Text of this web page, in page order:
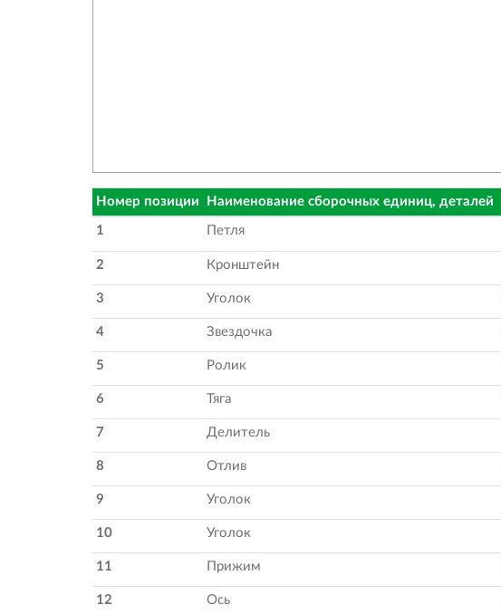
Номер позиции Наименование сборочных единиц, деталей
1 Петля
2 Кронштейн
3 Уголок
4 Звездочка
5 Ролик
6 Тяга
7 Делитель
8 Отлив
9 Уголок
10 Уголок
11 Прижим
12 Ось